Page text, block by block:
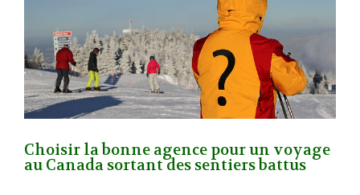
Choisir la bonne agence pour un voyage
au Canada sortant des sentiers battus